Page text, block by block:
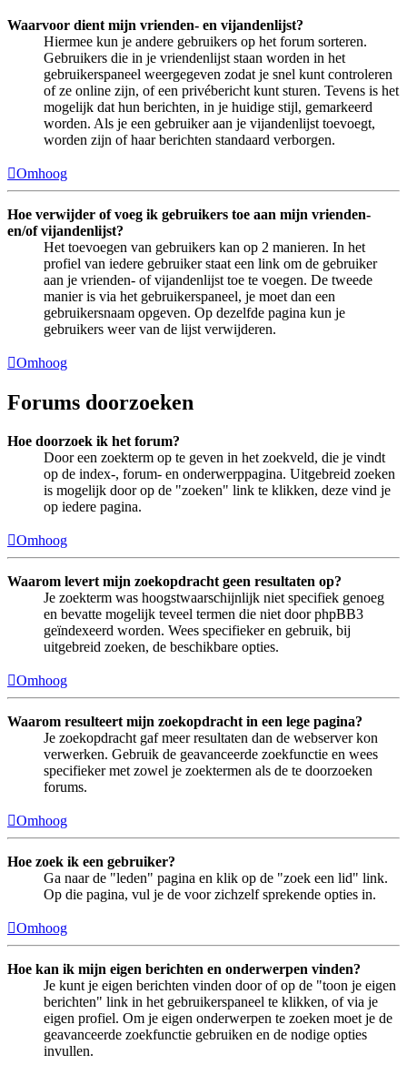
Waarvoor dient mijn vrienden- en vijandenlijst?
Hiermee kun je andere gebruikers op het forum sorteren.
Gebruikers die in je vriendenlijst staan worden in het
gebruikerspaneel weergegeven zodat je snel kunt controleren
of ze online zijn, of een privébericht kunt sturen. Tevens is het
mogelijk dat hun berichten, in je huidige stijl, gemarkeerd
worden. Als je een gebruiker aan je vijandenlijst toevoegt,
worden zijn of haar berichten standaard verborgen.
Omhoog
Hoe verwijder of voeg ik gebruikers toe aan mijn vrienden-
en/of vijandenlijst?
Het toevoegen van gebruikers kan op 2 manieren. In het
profiel van iedere gebruiker staat een link om de gebruiker
aan je vrienden- of vijandenlijst toe te voegen. De tweede
manier is via het gebruikerspaneel, je moet dan een
gebruikersnaam opgeven. Op dezelfde pagina kun je
gebruikers weer van de lijst verwijderen.
Omhoog
Forums doorzoeken
Hoe doorzoek ik het forum?
Door een zoekterm op te geven in het zoekveld, die je vindt
op de index-, forum- en onderwerppagina. Uitgebreid zoeken
is mogelijk door op de "zoeken" link te klikken, deze vind je
op iedere pagina.
Omhoog
Waarom levert mijn zoekopdracht geen resultaten op?
Je zoekterm was hoogstwaarschijnlijk niet specifiek genoeg
en bevatte mogelijk teveel termen die niet door phpBB3
geïndexeerd worden. Wees specifieker en gebruik, bij
uitgebreid zoeken, de beschikbare opties.
Omhoog
Waarom resulteert mijn zoekopdracht in een lege pagina?
Je zoekopdracht gaf meer resultaten dan de webserver kon
verwerken. Gebruik de geavanceerde zoekfunctie en wees
specifieker met zowel je zoektermen als de te doorzoeken
forums.
Omhoog
Hoe zoek ik een gebruiker?
Ga naar de "leden" pagina en klik op de "zoek een lid" link.
Op die pagina, vul je de voor zichzelf sprekende opties in.
Omhoog
Hoe kan ik mijn eigen berichten en onderwerpen vinden?
Je kunt je eigen berichten vinden door of op de "toon je eigen
berichten" link in het gebruikerspaneel te klikken, of via je
eigen profiel. Om je eigen onderwerpen te zoeken moet je de
geavanceerde zoekfunctie gebruiken en de nodige opties
invullen.